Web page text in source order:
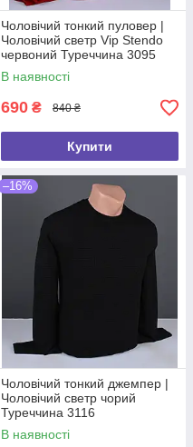
Чоловічий тонкий пуловер |
Чоловічий светр Vip Stendo
червоний Туреччина 3095
В наявності
690 ₴ 840 ₴
Купити
–16%
Чоловічий тонкий джемпер |
Чоловічий светр чорий
Туреччина 3116
В наявності